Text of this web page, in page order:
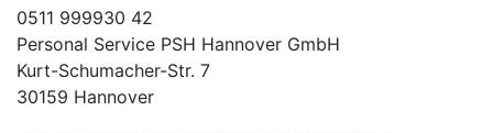
0511 999930 42
Personal Service PSH Hannover GmbH
Kurt-Schumacher-Str. 7
30159 Hannover